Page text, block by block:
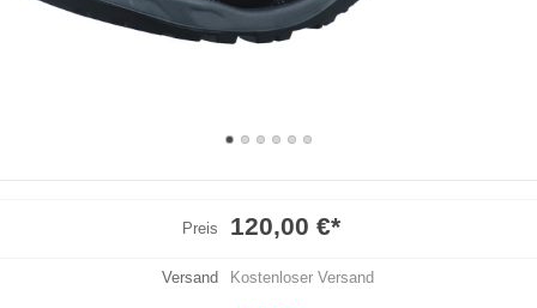
Preis 120,00 €*
Versand Kostenloser Versand